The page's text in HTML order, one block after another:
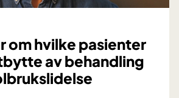
om hvilke pasienter
av behandling